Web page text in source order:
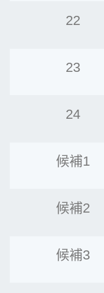
22
23
24
候補1
候補2
候補3